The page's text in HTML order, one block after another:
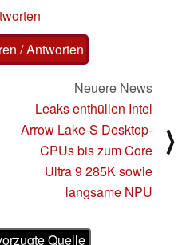
/ Antworten
Neuere News
Leaks enthüllen Intel
Arrow Lake-S Desktop-
CPUs bis zum Core
Ultra 9 285K sowie
langsame NPU
⟩
Quelle